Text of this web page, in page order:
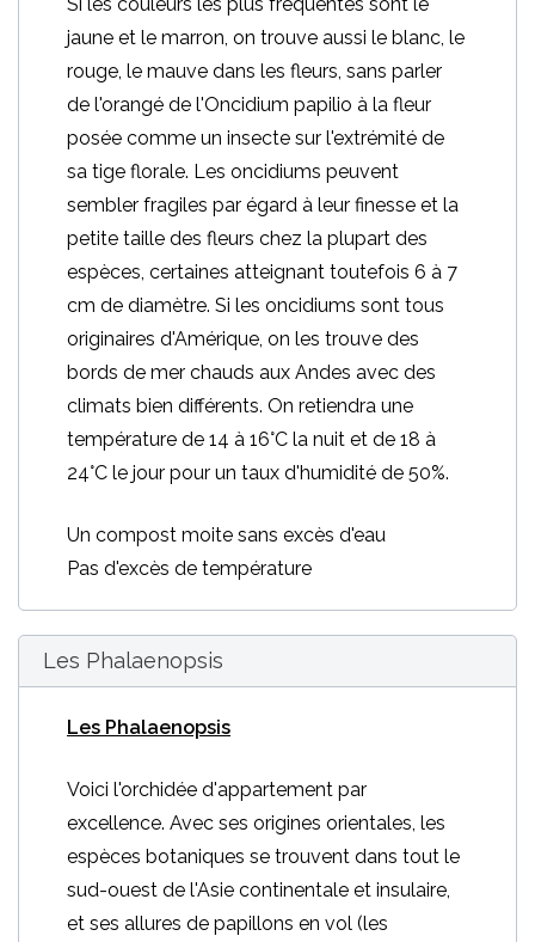
jaune et le marron, on trouve aussi le blanc, le
rouge, le mauve dans les fleurs, sans parler
de l'orangé de l'Oncidium papilio à la fleur
posée comme un insecte sur l'extrémité de
sa tige florale. Les oncidiums peuvent
sembler fragiles par égard à leur finesse et la
petite taille des fleurs chez la plupart des
espèces, certaines atteignant toutefois 6 à 7
cm de diamètre. Si les oncidiums sont tous
originaires d'Amérique, on les trouve des
bords de mer chauds aux Andes avec des
climats bien différents. On retiendra une
température de 14 à 16°C la nuit et de 18 à
24°C le jour pour un taux d'humidité de 50%.
Un compost moite sans excès d'eau
Pas d'excès de température
Les Phalaenopsis
Les Phalaenopsis
Voici l'orchidée d'appartement par
excellence. Avec ses origines orientales, les
espèces botaniques se trouvent dans tout le
sud-ouest de l'Asie continentale et insulaire,
et ses allures de papillons en vol (les